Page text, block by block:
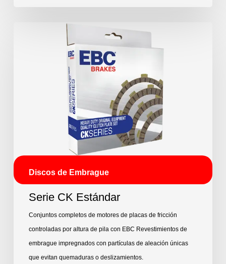
Discos de Embrague
Serie CK Estándar
Conjuntos completos de motores de placas de fricción
controladas por altura de pila con EBC Revestimientos de
embrague impregnados con partículas de aleación únicas
que evitan quemaduras o deslizamientos.